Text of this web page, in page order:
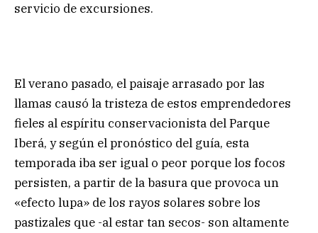
servicio de excursiones.
El verano pasado, el paisaje arrasado por las
llamas causó la tristeza de estos emprendedores
fieles al espíritu conservacionista del Parque
Iberá, y según el pronóstico del guía, esta
temporada iba ser igual o peor porque los focos
persisten, a partir de la basura que provoca un
«efecto lupa» de los rayos solares sobre los
pastizales que -al estar tan secos- son altamente